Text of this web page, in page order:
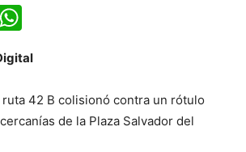
42 B colisionó contra un rótulo
de la Plaza Salvador del